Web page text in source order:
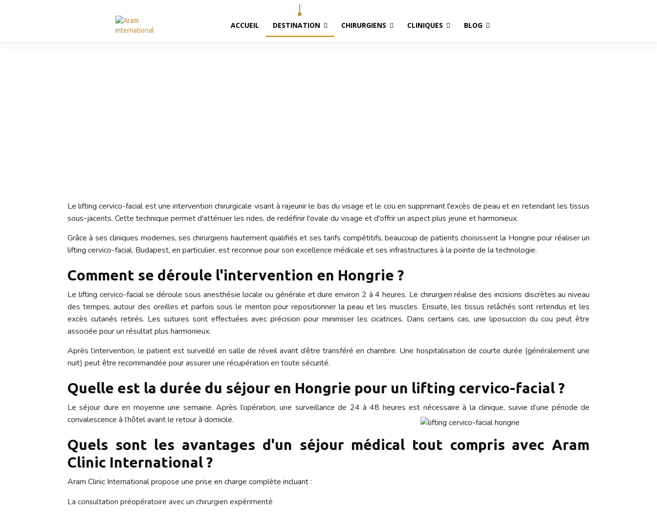
ACCUEIL DESTINATION CHIRURGIENS CLINIQUES BLOG
Le lifting cervico-facial est une intervention chirurgicale visant à rajeunir le bas du visage et le cou en supprimant l'excès de peau et en retendant les tissus
sous-jacents. Cette technique permet d'atténuer les rides, de redéfinir l'ovale du visage et d'offrir un aspect plus jeune et harmonieux.
Grâce à ses cliniques modernes, ses chirurgiens hautement qualifiés et ses tarifs compétitifs, beaucoup de patients choisissent la Hongrie pour réaliser un
lifting cervico-facial. Budapest, en particulier, est reconnue pour son excellence médicale et ses infrastructures à la pointe de la technologie.
Comment se déroule l'intervention en Hongrie ?
Le lifting cervico-facial se déroule sous anesthésie locale ou générale et dure environ 2 à 4 heures. Le chirurgien réalise des incisions discrètes au niveau
des tempes, autour des oreilles et parfois sous le menton pour repositionner la peau et les muscles. Ensuite, les tissus relâchés sont retendus et les
excès cutanés retirés. Les sutures sont effectuées avec précision pour minimiser les cicatrices. Dans certains cas, une liposuccion du cou peut être
associée pour un résultat plus harmonieux.
Après l’intervention, le patient est surveillé en salle de réveil avant d’être transféré en chambre. Une hospitalisation de courte durée (généralement une
nuit) peut être recommandée pour assurer une récupération en toute sécurité.
Quelle est la durée du séjour en Hongrie pour un lifting cervico-facial ?
Le séjour dure en moyenne une semaine. Après l’opération, une surveillance de 24 à 48 heures est nécessaire à la clinique, suivie d’une période de
convalescence à l’hôtel avant le retour à domicile.
Quels sont les avantages d'un séjour médical tout compris avec Aram
Clinic International ?
Aram Clinic International propose une prise en charge complète incluant :
La consultation préopératoire avec un chirurgien expérimenté